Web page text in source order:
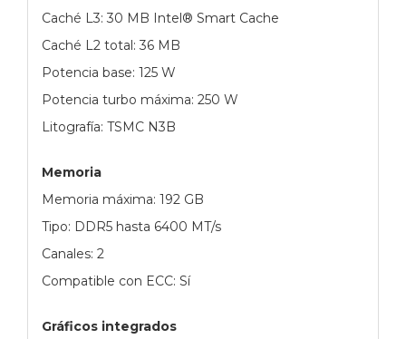
Caché L3: 30 MB Intel® Smart Cache
Caché L2 total: 36 MB
Potencia base: 125 W
Potencia turbo máxima: 250 W
Litografía: TSMC N3B
Memoria
Memoria máxima: 192 GB
Tipo: DDR5 hasta 6400 MT/s
Canales: 2
Compatible con ECC: Sí
Gráficos integrados